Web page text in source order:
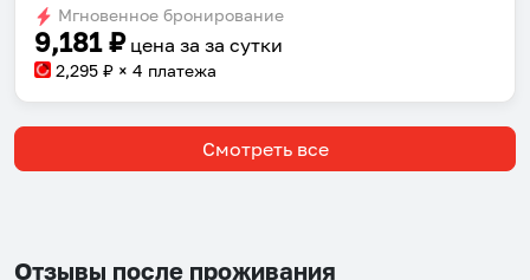
changing
dates.
changing
dates.
Мгновенное бронирование
9,181₽ цена за за сутки
2,295 ₽ × 4 платежа
Смотреть все
Отзывы после проживания